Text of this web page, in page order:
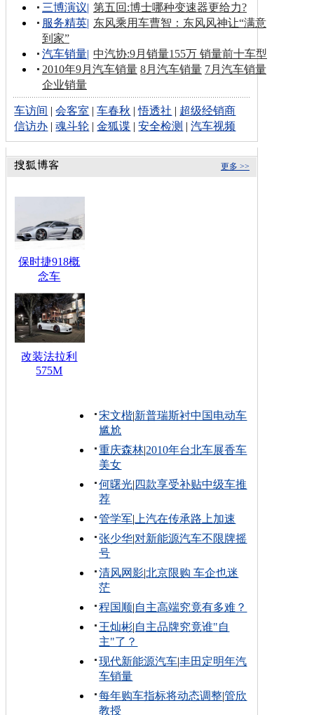
三博演议| 第五回:博士哪种变速器更给力?
服务精英| 东风乘用车曹智：东风风神让“满意
到家”
汽车销量| 中汽协:9月销量155万 销量前十车型
2010年9月汽车销量 8月汽车销量 7月汽车销量
企业销量
车访间 |会客室 |车春秋 |悟透社 | 超级经销商
信访办 |魂斗轮 |金狐谍 |安全检测 |汽车视频
更多 >>
保时捷918概
念车
改装法拉利
575M
宋文楷|新普瑞斯衬中国电动车
尴尬
重庆森林|2010年台北车展香车
美女
何曙光| 四款享受补贴中级车推
荐
管学军| 上汽在传承路上加速
张少华|对新能源汽车不限牌摇
号
清风网影|北京限购 车企也迷
茫
程国顺|自主高端究竟有多难？
王灿彬|自主品牌究竟谁"自
主"了？
现代新能源汽车|丰田定明年汽
车销量
每年购车指标将动态调整|管欣
教授